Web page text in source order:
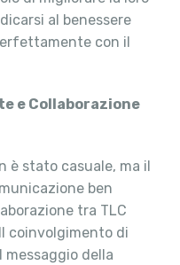
al benessere
con il
e Collaborazione
è stato casuale, ma il
ben
tra TLC
coinvolgimento di
della